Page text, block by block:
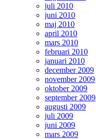
juli 2010
juni 2010
maj 2010
april 2010
mars 2010
februari 2010
januari 2010
december 2009
november 2009
oktober 2009
september 2009
augusti 2009
juli 2009
juni 2009
mars 2009